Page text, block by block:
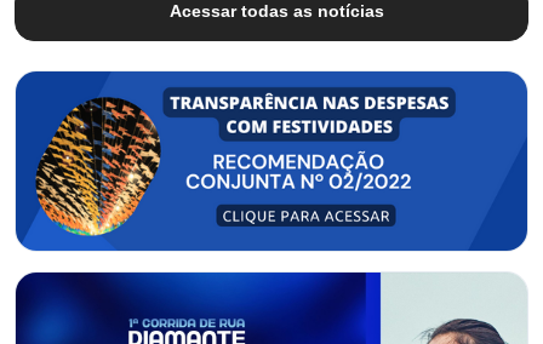
Acessar todas as notícias